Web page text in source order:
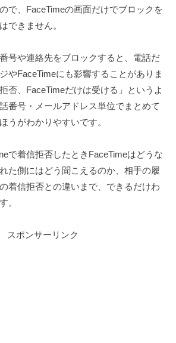
で、FaceTimeの画面だけでブロックを
できません。
号や連絡先をブロックすると、電話だ
やFaceTimeにも影響することがありま
否、FaceTimeだけは受ける」というよ
番号・メールアドレス単位でまとめて
うがわかりやすいです。
で着信拒否したときFaceTimeはどうな
た側にはどう聞こえるのか、相手の履
着信拒否との違いまで、できるだけわ
。
スポンサーリンク